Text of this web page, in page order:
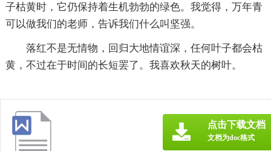
子枯黄时，它仍保持着生机勃勃的绿色。我觉得，万年青
可以做我们的老师，告诉我们什么叫坚强。
落红不是无情物，回归大地情谊深，任何叶子都会枯
黄，不过在于时间的长短罢了。我喜欢秋天的树叶。
点击下载文档
文档为doc格式